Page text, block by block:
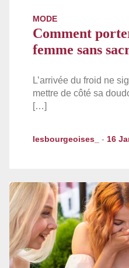
MODE
Comment
femme sans
L’arrivée du froid ne
mettre de côté sa
[…]
lesbourgeoises_ - 16